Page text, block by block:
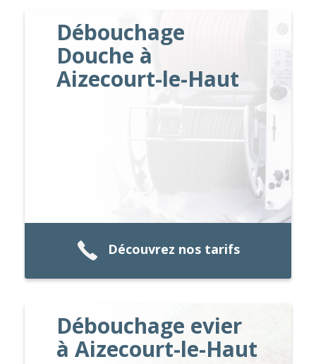
Débouchage
Douche à
Aizecourt-le-Haut
Découvrez nos tarifs
Débouchage evier
à Aizecourt-le-Haut